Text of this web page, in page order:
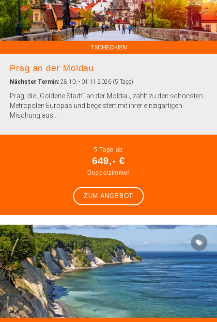
TSCHECHIEN
Prag an der Moldau
Nächster Termin: 28.10. - 01.11.2026 (5 Tage)
Prag, die „Goldene Stadt“ an der Moldau, zählt zu den schönsten
Metropolen Europas und begeistert mit ihrer einzigartigen
Mischung aus...
5 Tage ab
649,- €
Doppelzimmer
ZUM ANGEBOT